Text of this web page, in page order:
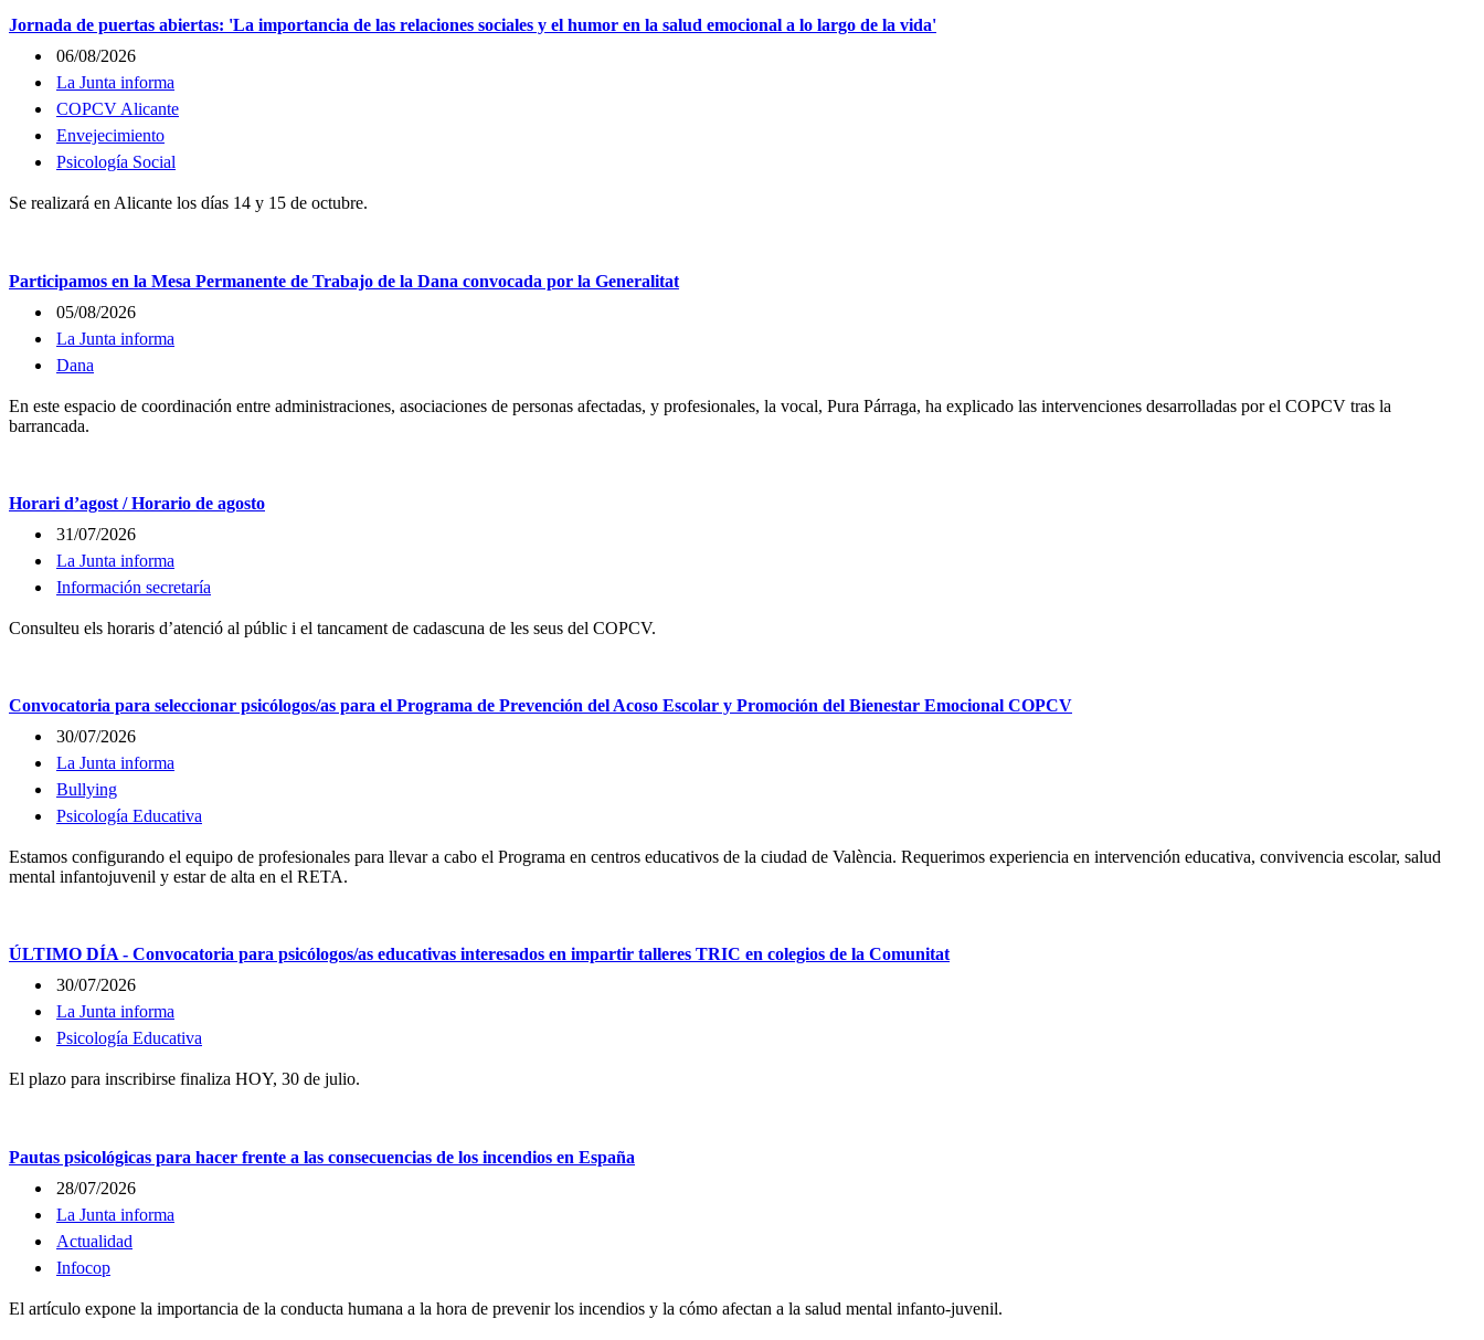
Jornada de puertas abiertas: 'La importancia de las relaciones sociales y el humor en la salud emocional a lo largo de la vida'
06/08/2026
La Junta informa
COPCV Alicante
Envejecimiento
Psicología Social
Se realizará en Alicante los días 14 y 15 de octubre.
Participamos en la Mesa Permanente de Trabajo de la Dana convocada por la Generalitat
05/08/2026
La Junta informa
Dana
En este espacio de coordinación entre administraciones, asociaciones de personas afectadas, y profesionales, la vocal, Pura Párraga, ha explicado las intervenciones desarrolladas por el COPCV tras la
barrancada.
Horari d’agost / Horario de agosto
31/07/2026
La Junta informa
Información secretaría
Consulteu els horaris d’atenció al públic i el tancament de cadascuna de les seus del COPCV.
Convocatoria para seleccionar psicólogos/as para el Programa de Prevención del Acoso Escolar y Promoción del Bienestar Emocional COPCV
30/07/2026
La Junta informa
Bullying
Psicología Educativa
Estamos configurando el equipo de profesionales para llevar a cabo el Programa en centros educativos de la ciudad de València. Requerimos experiencia en intervención educativa, convivencia escolar, salud
mental infantojuvenil y estar de alta en el RETA.
ÚLTIMO DÍA - Convocatoria para psicólogos/as educativas interesados en impartir talleres TRIC en colegios de la Comunitat
30/07/2026
La Junta informa
Psicología Educativa
El plazo para inscribirse finaliza HOY, 30 de julio.
Pautas psicológicas para hacer frente a las consecuencias de los incendios en España
28/07/2026
La Junta informa
Actualidad
Infocop
El artículo expone la importancia de la conducta humana a la hora de prevenir los incendios y la cómo afectan a la salud mental infanto-juvenil.